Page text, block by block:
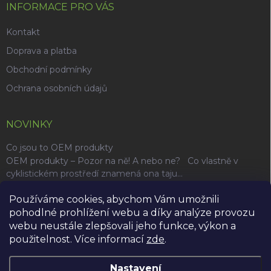
Používáme cookies, abychom Vám umožnili
pohodlné prohlížení webu a díky analýze provozu
webu neustále zlepšovali jeho funkce, výkon a
použitelnost. Více informací zde.
Nastavení
INFORMACE PRO VÁS
Kontakt
Doprava a platba
Obchodní podmínky
Ochrana osobních údajů
NOVINKY
Co jsou to OEM produkty
OEM produkty – Pozor na ně! A nebo ne? Co vlastně v
cyklistickém prostředí znamená ona taju...
Archiv